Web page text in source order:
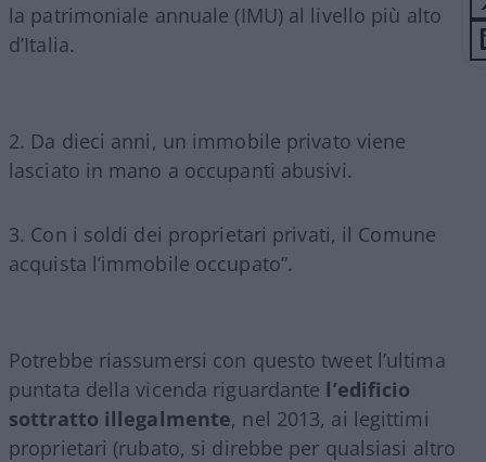
la patrimoniale annuale (IMU) al livello più alto
d’Italia.
2. Da dieci anni, un immobile privato viene
lasciato in mano a occupanti abusivi.
3. Con i soldi dei proprietari privati, il Comune
acquista l’immobile occupato”.
Potrebbe riassumersi con questo tweet l’ultima
puntata della vicenda riguardante l’edificio
sottratto illegalmente, nel 2013, ai legittimi
proprietari (rubato, si direbbe per qualsiasi altro